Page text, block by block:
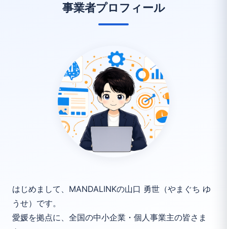
事業者プロフィール
はじめまして、MANDALINKの山口 勇世（やまぐち ゆ
うせ）です。
愛媛を拠点に、全国の中小企業・個人事業主の皆さま